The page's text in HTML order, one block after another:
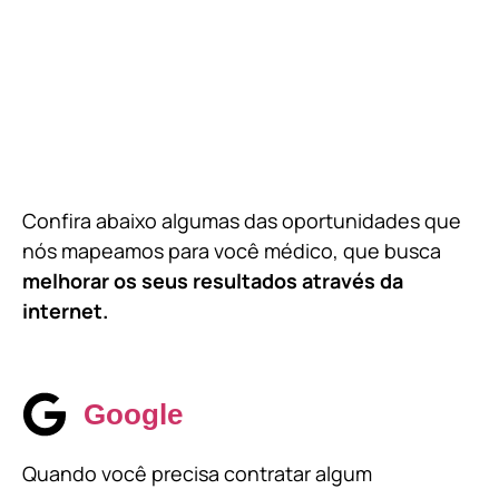
Confira abaixo algumas das oportunidades que
nós mapeamos para você médico, que busca
melhorar os seus resultados através da
internet.
Google
Quando você precisa contratar algum